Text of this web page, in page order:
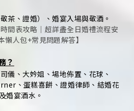
茶、證婚）、婚宴入場與敬酒。
時間表攻略｜超詳盡全日婚禮流程安
人包+常見問題解答】
？
儀、大妗姐、場地佈置、花球、
、蛋糕喜餅、證婚律師、結婚花
婚宴酒水。